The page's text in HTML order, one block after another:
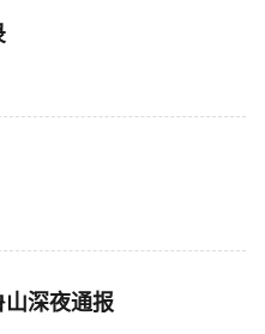
山深夜通报